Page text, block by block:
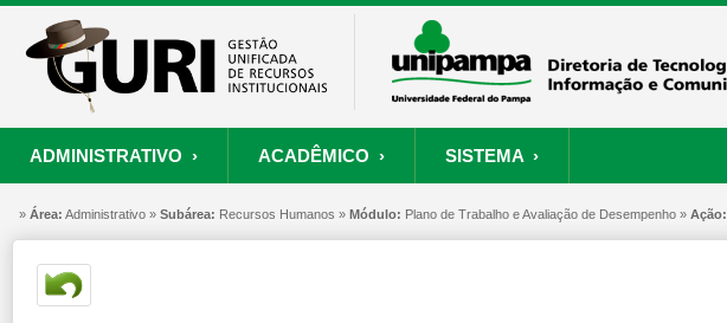
ADMINISTRATIVO ›
ORÇAMENTO E FINANÇAS RECURSOS HUMANOS PROCESSOS SERVIÇOS RESTAURANTE
Convênios
ACADÊMICO ›
PROCESSO SELETIVO PROJETOS
Processo Seletivo
SISTEMA ›
SISTEMA
Painel de Suporte
» Área: Administrativo » Subárea: Recursos Humanos » Módulo: Plano de Trabalho e Avaliação de Desempenho » Ação: